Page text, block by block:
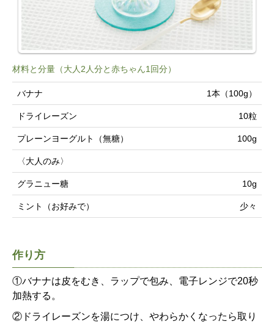
材料と分量（大人2人分と赤ちゃん1回分）
バナナ 1本（100g）
ドライレーズン 10粒
プレーンヨーグルト（無糖） 100g
〈大人のみ〉
グラニュー糖 10g
ミント（お好みで） 少々
作り方
①バナナは皮をむき、ラップで包み、電子レンジで20秒
加熱する。
②ドライレーズンを湯につけ、やわらかくなったら取り